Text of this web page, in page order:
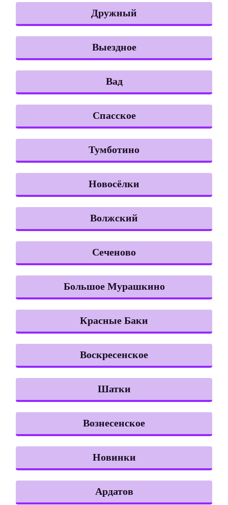
Дружный
Выездное
Вад
Спасское
Тумботино
Новосёлки
Волжский
Сеченово
Большое Мурашкино
Красные Баки
Воскресенское
Шатки
Вознесенское
Новинки
Ардатов